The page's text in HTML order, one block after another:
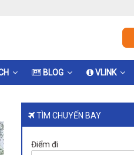
BLOG VLINK
TÌM CHUYẾN BAY
Điểm đi